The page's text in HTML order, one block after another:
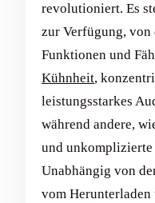
revolutioniert. Es
zur Verfügung,
Funktionen und
Kühnheit,
leistungsstarkes
während andere,
und
Unabhängig von
vom